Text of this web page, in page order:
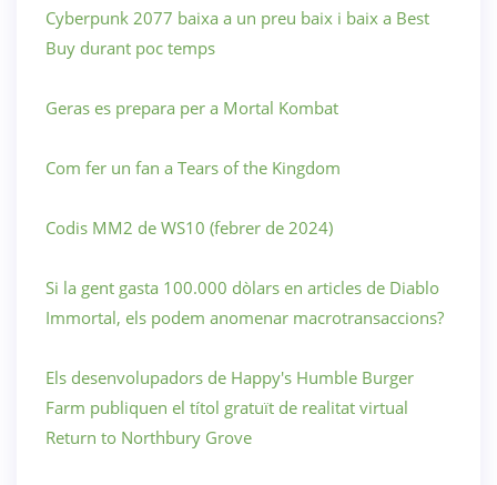
Cyberpunk 2077 baixa a un preu baix i baix a Best
Buy durant poc temps
Geras es prepara per a Mortal Kombat
Com fer un fan a Tears of the Kingdom
Codis MM2 de WS10 (febrer de 2024)
Si la gent gasta 100.000 dòlars en articles de Diablo
Immortal, els podem anomenar macrotransaccions?
Els desenvolupadors de Happy's Humble Burger
Farm publiquen el títol gratuït de realitat virtual
Return to Northbury Grove